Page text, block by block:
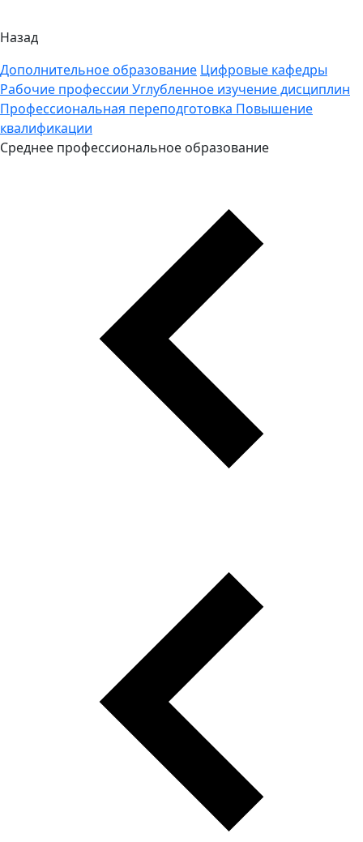
Назад
Дополнительное образование Цифровые кафедры
Рабочие профессии Углубленное изучение дисциплин
Профессиональная переподготовка Повышение
квалификации
Среднее профессиональное образование